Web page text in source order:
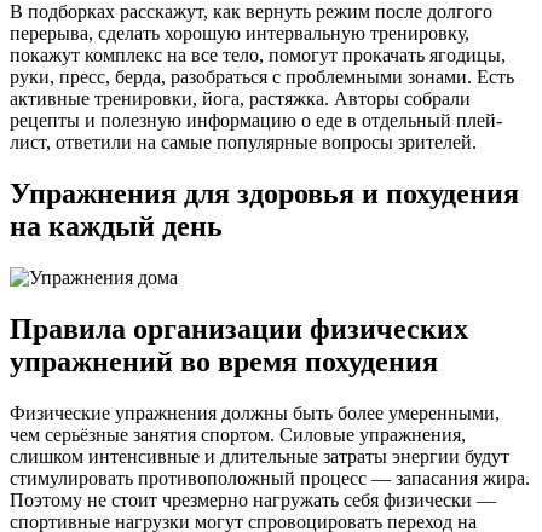
В подборках расскажут, как вернуть режим после долгого
перерыва, сделать хорошую интервальную тренировку,
покажут комплекс на все тело, помогут прокачать ягодицы,
руки, пресс, берда, разобраться с проблемными зонами. Есть
активные тренировки, йога, растяжка. Авторы собрали
рецепты и полезную информацию о еде в отдельный плей-
лист, ответили на самые популярные вопросы зрителей.
Упражнения для здоровья и похудения
на каждый день
Правила организации физических
упражнений во время похудения
Физические упражнения должны быть более умеренными,
чем серьёзные занятия спортом. Силовые упражнения,
слишком интенсивные и длительные затраты энергии будут
стимулировать противоположный процесс — запасания жира.
Поэтому не стоит чрезмерно нагружать себя физически —
спортивные нагрузки могут спровоцировать переход на